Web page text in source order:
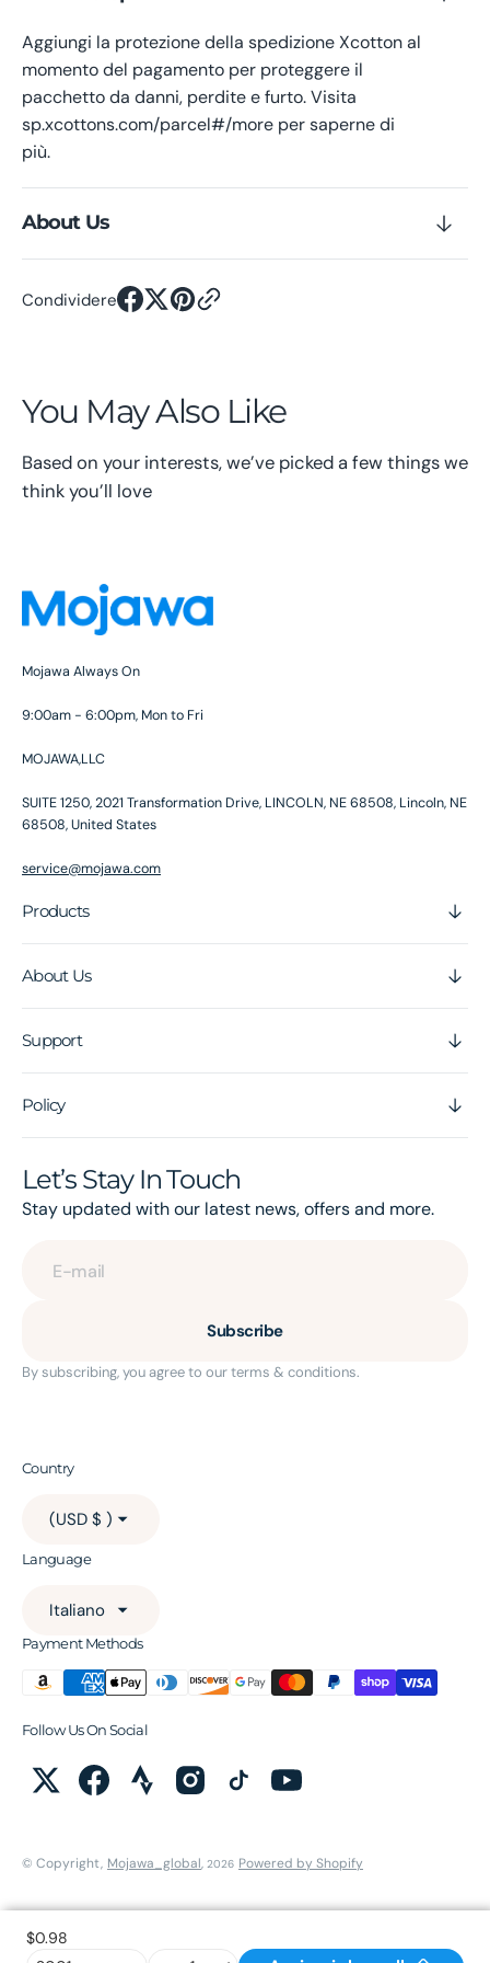
Aggiungi la protezione della spedizione Xcotton al
momento del pagamento per proteggere il
pacchetto da danni, perdite e furto. Visita
sp.xcottons.com/parcel#/more per saperne di
più.
About Us
Condividere
You May Also Like
Based on your interests, we’ve picked a few things we
think you’ll love
Mojawa Always On
9:00am - 6:00pm, Mon to Fri
MOJAWA,LLC
SUITE 1250, 2021 Transformation Drive, LINCOLN, NE 68508, Lincoln, NE
68508, United States
service@mojawa.com
Products
About Us
Support
Policy
Let’s Stay In Touch
Stay updated with our latest news, offers and more.
E-mail
Subscribe
By subscribing, you agree to our terms & conditions.
Country
(USD $ )
Language
Italiano
Payment Methods
Follow Us On Social
© Copyright, Mojawa_global, 2026 Powered by Shopify
$0.98